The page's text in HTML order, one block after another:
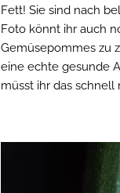
Fett! Sie sind nach
Foto könnt ihr auch
Gemüsepommes zu
eine echte gesunde
müsst ihr das schnell